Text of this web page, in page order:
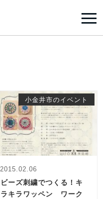
2015.02.06
ビーズ刺繍でつくる！キ
ラキラワッペン ワーク
小金井市のイベント